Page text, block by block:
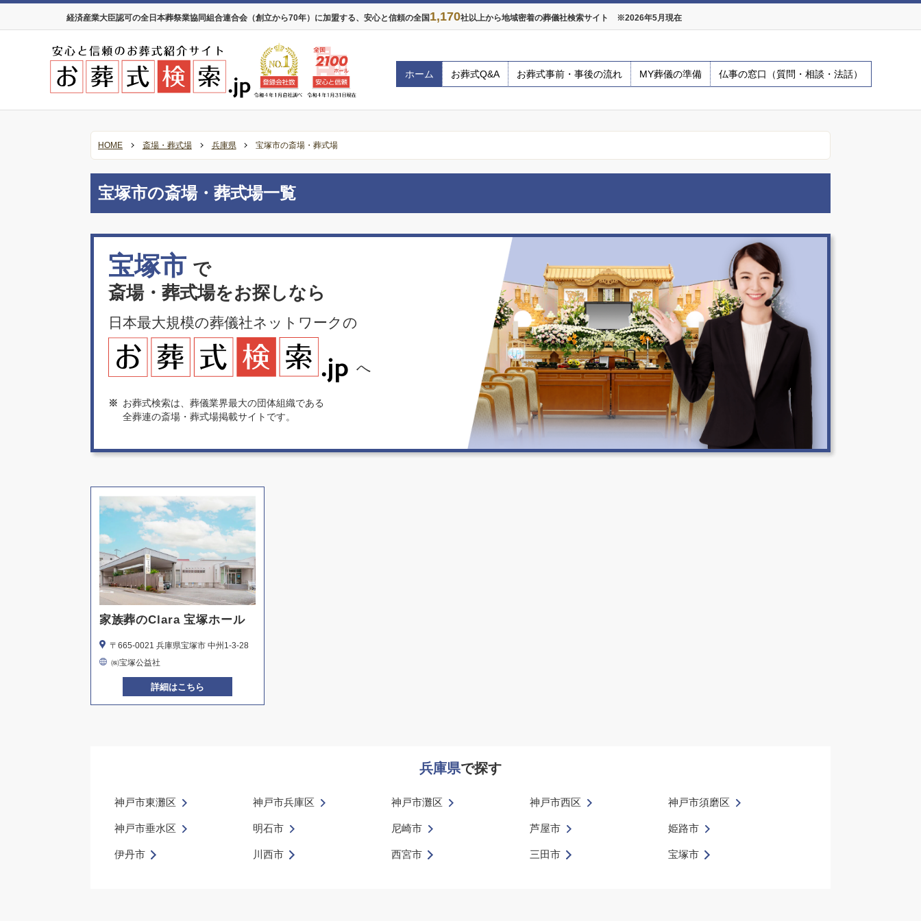
経済産業大臣認可の全日本葬祭業協同組合連合会（創立から70年）に加盟する、安心と信頼の全国1,170社以上から地域密着の葬儀社検索サイト ※2026年5月現在
ホーム お葬式Q&A お葬式事前・事後の流れ MY葬儀の準備 仏事の窓口（質問・相談・法話）
HOME 斎場・葬式場 兵庫県 宝塚市の斎場・葬式場
宝塚市の斎場・葬式場一覧
宝塚市 で
斎場・葬式場をお探しなら
日本最大規模の葬儀社ネットワークの
へ
※ お葬式検索は、葬儀業界最大の団体組織である
全葬連の斎場・葬式場掲載サイトです。
家族葬のClara 宝塚ホール
〒665-0021 兵庫県宝塚市 中州1-3-28
㈱宝塚公益社
詳細はこちら
兵庫県で探す
神戸市東灘区 神戸市兵庫区 神戸市灘区 神戸市西区 神戸市須磨区
神戸市垂水区 明石市 尼崎市 芦屋市 姫路市
伊丹市 川西市 西宮市 三田市 宝塚市